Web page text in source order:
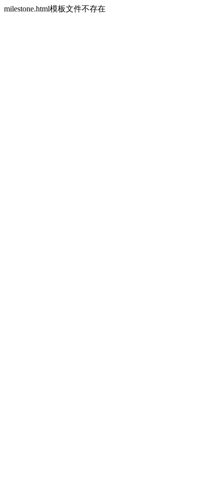
milestone.html模板文件不存在